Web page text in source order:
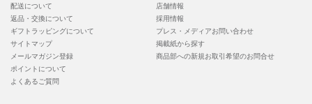
配送について
返品・交換について
ギフトラッピングについて
サイトマップ
メールマガジン登録
ポイントについて
よくあるご質問
店舗情報
採用情報
プレス・メディアお問い合わせ
掲載紙から探す
商品部への新規お取引希望のお問合せ